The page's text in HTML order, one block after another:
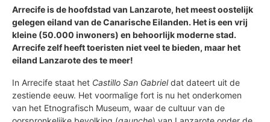
Arrecife is de hoofdstad van Lanzarote, het meest oostelijk
gelegen eiland van de Canarische Eilanden. Het is een vrij
kleine (50.000 inwoners) en behoorlijk moderne stad.
Arrecife zelf heeft toeristen niet veel te bieden, maar het
eiland Lanzarote des te meer!
In Arrecife staat het Castillo San Gabrieldat dateert uit de
zestiende eeuw. Het voormalige fort is nu het onderkomen
van het Etnografisch Museum, waar de cultuur van de